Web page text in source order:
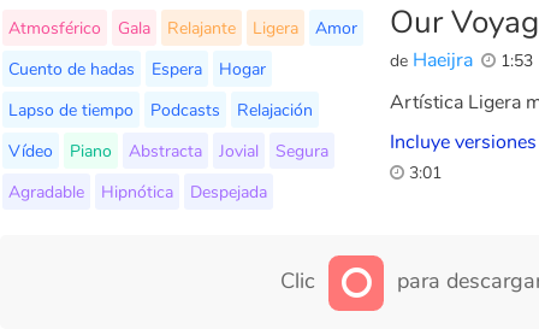
Our
de Haeijra 1:53
Atmosférico Gala Relajante Ligera
Amor
Cuento de hadas
Espera
Hogar
Lapso de tiempo
Podcasts
Relajación
Vídeo
Piano Abstracta Jovial
Segura
Agradable
Hipnótica Despejada
Artística Ligera
Incluye
3:01
Clic para